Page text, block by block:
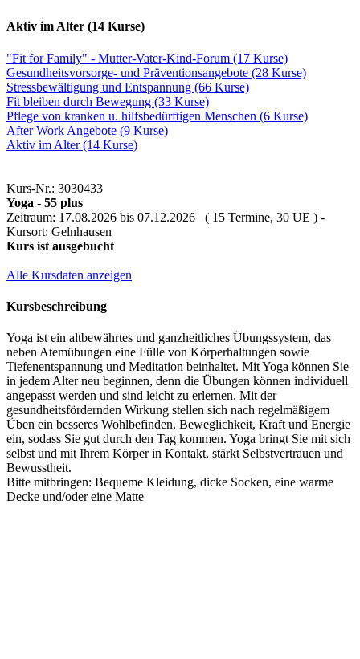
Aktiv im Alter (14 Kurse)
"Fit for Family" - Mutter-Vater-Kind-Forum (17 Kurse)
Gesundheitsvorsorge- und Präventionsangebote (28 Kurse)
Stressbewältigung und Entspannung (66 Kurse)
Fit bleiben durch Bewegung (33 Kurse)
Pflege von kranken u. hilfsbedürftigen Menschen (6 Kurse)
After Work Angebote (9 Kurse)
Aktiv im Alter (14 Kurse)
Kurs-Nr.: 3030433
Yoga - 55 plus
Zeitraum: 17.08.2026 bis 07.12.2026 ( 15 Termine, 30 UE ) -
Kursort: Gelnhausen
Kurs ist ausgebucht
Alle Kursdaten anzeigen
Kursbeschreibung
Yoga ist ein altbewährtes und ganzheitliches Übungssystem, das
neben Atemübungen eine Fülle von Körperhaltungen sowie
Tiefenentspannung und Meditation beinhaltet. Mit Yoga können Sie
in jedem Alter neu beginnen, denn die Übungen können individuell
angepasst werden und sind leicht zu erlernen. Mit der
gesundheitsfördernden Wirkung stellen sich nach regelmäßigem
Üben ein besseres Wohlbefinden, Beweglichkeit, Kraft und Energie
ein, sodass Sie gut durch den Tag kommen. Yoga bringt Sie mit sich
selbst und mit Ihrem Körper in Kontakt, stärkt Selbstvertrauen und
Bewusstheit.
Bitte mitbringen: Bequeme Kleidung, dicke Socken, eine warme
Decke und/oder eine Matte